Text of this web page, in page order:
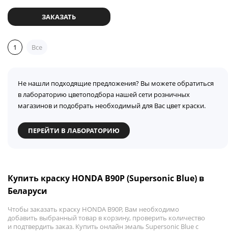
ЗАКАЗАТЬ
1 Все
Не нашли подходящие предложения? Вы можете обратиться
в лабораторию цветоподбора нашей сети розничных
магазинов и подобрать необходимый для Вас цвет краски.
ПЕРЕЙТИ В ЛАБОРАТОРИЮ
Купить краску HONDA B90P (Supersonic Blue) в
Беларуси
Чтобы заказать краску HONDA B90P, Вам необходимо
добавить выбранный товар в корзину, проверить количество
и подтвердить заказ. Купить онлайн эмаль Supersonic Blue с